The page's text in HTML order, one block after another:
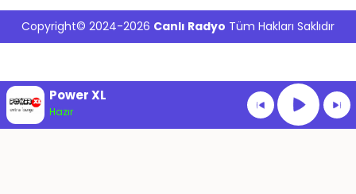
Copyright© 2024-2026 Canlı Radyo Tüm Hakları Saklıdır